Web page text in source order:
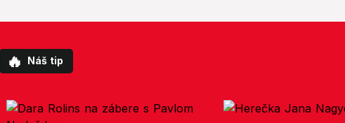
🔥 Náš tip